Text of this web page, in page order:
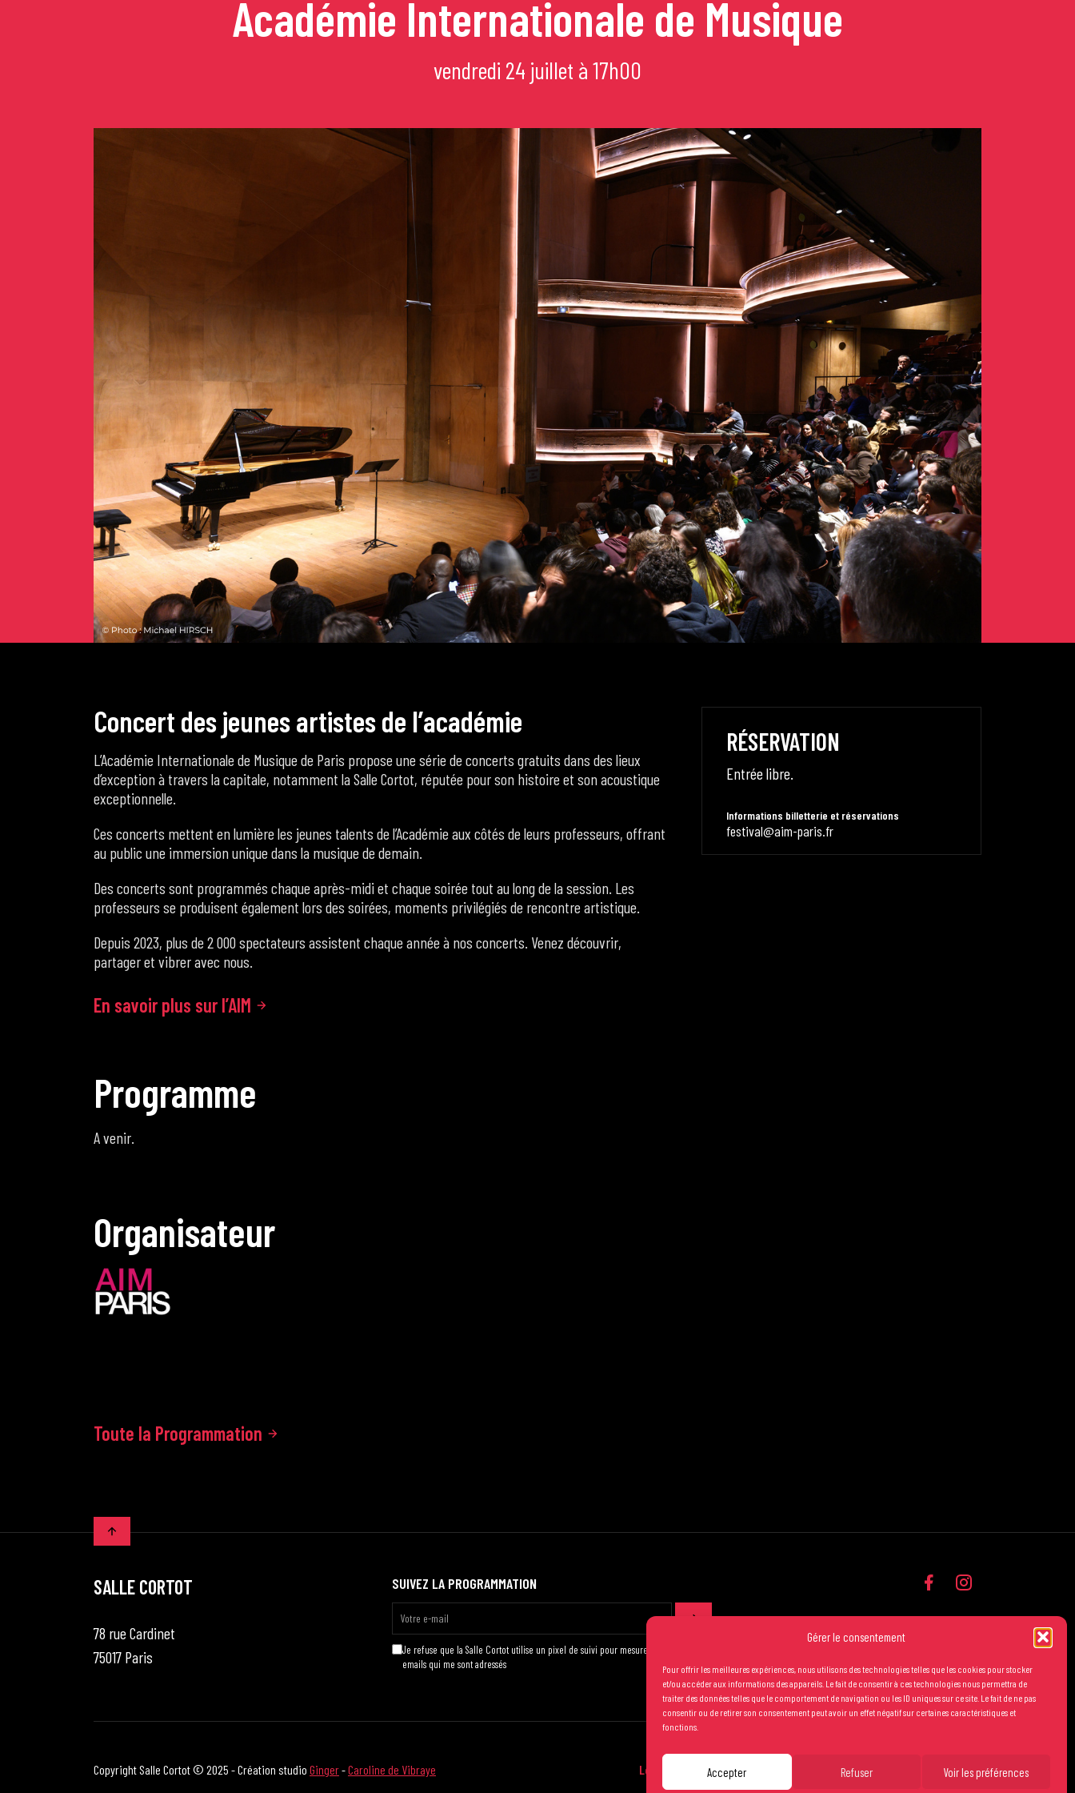
Gérer le consentement
Pour offrir les meilleures expériences, nous utilisons des technologies telles que les cookies pour stocker
et/ou accéder aux informations des appareils. Le fait de consentir à ces technologies nous permettra de
traiter des données telles que le comportement de navigation ou les ID uniques sur ce site. Le fait de ne pas
consentir ou de retirer son consentement peut avoir un effet négatif sur certaines caractéristiques et
fonctions.
Accepter Refuser Voir les préférences
Concerts de midi et demi
Piano Solo Jazz
L’événementiel
Les contacts
Académie Internationale de Musique
vendredi 24 juillet à 17h00
Concert desjeunesartistesde l’académie
L’Académie Internationale de Musique de Paris propose une série de concerts gratuits dans des lieux
d’exception à travers la capitale, notamment la Salle Cortot, réputée pour son histoire et son acoustique
exceptionnelle.
Ces concerts mettent en lumière les jeunes talents de l’Académie aux côtés de leurs professeurs, offrant
au public une immersion unique dans la musique de demain.
Des concerts sont programmés chaque après-midi et chaque soirée tout au long de la session. Les
professeurs se produisent également lors des soirées, moments privilégiés de rencontre artistique.
Depuis 2023, plus de 2 000 spectateurs assistent chaque année à nos concerts. Venez découvrir,
partager et vibrer avec nous.
En savoir plus sur l’AIM
Programme
A venir.
Organisateur
Toute la Programmation
RÉSERVATION
Entrée libre.
Informations billetterie et réservations
festival@aim-paris.fr
SALLE CORTOT
78 rue Cardinet
75017 Paris
SUIVEZ LA PROGRAMMATION
Je refuse que la Salle Cortot utilise un pixel de suivi pour mesurer l'ouverture des
emails qui me sont adressés
Les conditions générales de vente Mentions légales Crédits
Copyright Salle Cortot © 2025 - Création studio Ginger-Caroline de Vibraye